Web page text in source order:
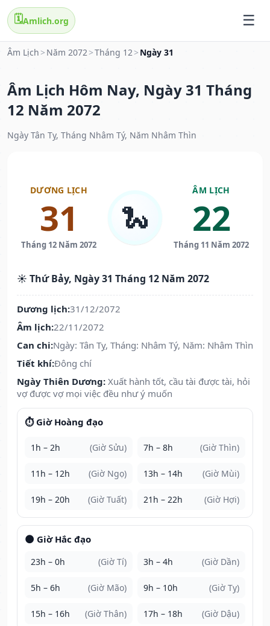
🗓️Amlich.org
Âm Lịch > Năm 2072>Tháng 12> Ngày 31
Âm Lịch Hôm Nay, Ngày 31 Tháng
12 Năm 2072
Ngày Tân Tỵ, Tháng Nhâm Tý, Năm Nhâm Thìn
DƯƠNG LỊCH
31
Tháng 12 Năm 2072
🐍
ÂM LỊCH
22
Tháng 11 Năm 2072
☀️ Thứ Bảy, Ngày 31 Tháng 12 Năm 2072
Dương lịch:31/12/2072
Âm lịch:22/11/2072
Can chi:Ngày: Tân Tỵ, Tháng: Nhâm Tý, Năm: Nhâm Thìn
Tiết khí:Đông chí
Ngày Thiên Dương: Xuất hành tốt, cầu tài được tài, hỏi
vợ được vợ mọi việc đều như ý muốn
⏱️ Giờ Hoàng đạo
1h – 2h (Giờ Sửu) 7h – 8h (Giờ Thìn)
11h – 12h (Giờ Ngọ) 13h – 14h (Giờ Mùi)
19h – 20h (Giờ Tuất) 21h – 22h (Giờ Hợi)
🌑 Giờ Hắc đạo
23h – 0h (Giờ Tí) 3h – 4h (Giờ Dần)
5h – 6h (Giờ Mão) 9h – 10h (Giờ Tỵ)
15h – 16h (Giờ Thân) 17h – 18h (Giờ Dậu)